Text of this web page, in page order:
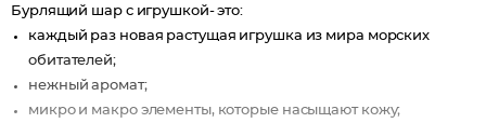
Бурлящий шар с игрушкой- это:
каждый раз новая растущая игрушка из мира морских
обитателей;
нежный аромат;
микро и макро элементы, которые насыщают кожу;